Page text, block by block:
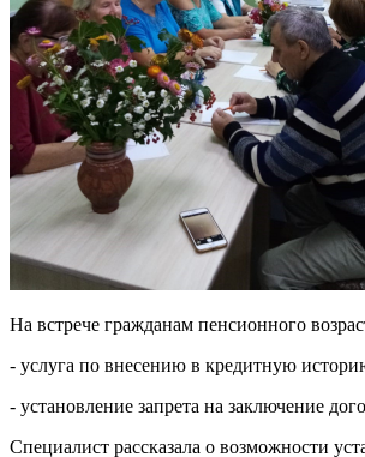
На встрече гражданам пенсионного
- услуга по внесению в кредитную
- установление запрета на заключение
Специалист рассказала о возможности